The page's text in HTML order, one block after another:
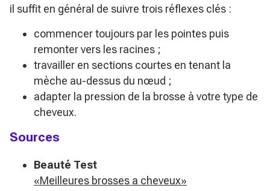
il suffit en général de suivre trois réflexes clés :
commencer toujours par les pointes puis
remonter vers les racines ;
travailler en sections courtes en tenant la
mèche au-dessus du nœud ;
adapter la pression de la brosse à votre type de
cheveux.
Sources
Beauté Test
«Meilleures brosses a cheveux»